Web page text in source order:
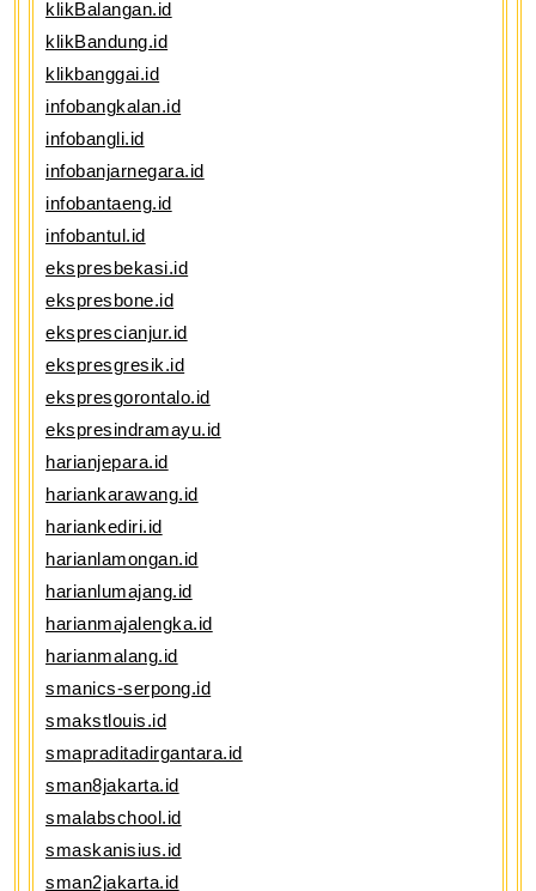
klikBalangan.id
klikBandung.id
klikbanggai.id
infobangkalan.id
infobangli.id
infobanjarnegara.id
infobantaeng.id
infobantul.id
ekspresbekasi.id
ekspresbone.id
eksprescianjur.id
ekspresgresik.id
ekspresgorontalo.id
ekspresindramayu.id
harianjepara.id
hariankarawang.id
hariankediri.id
harianlamongan.id
harianlumajang.id
harianmajalengka.id
harianmalang.id
smanics-serpong.id
smakstlouis.id
smapraditadirgantara.id
sman8jakarta.id
smalabschool.id
smaskanisius.id
sman2jakarta.id